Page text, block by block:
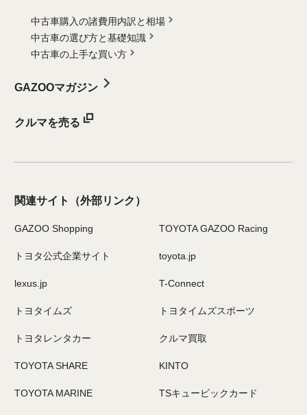
中古車購入の諸費用内訳と相場
中古車の選び方と基礎知識
中古車の上手な買い方
GAZOOマガジン
クルマを売る
関連サイト （外部リンク）
GAZOO Shopping TOYOTA GAZOO Racing
トヨタ公式企業サイト toyota.jp
lexus.jp T-Connect
トヨタイムズ トヨタイムズスポーツ
トヨタレンタカー クルマ買取
TOYOTA SHARE KINTO
TOYOTA MARINE TSキュービックカード